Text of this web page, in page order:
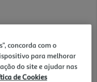
potência
base
filtro anti-
máxima,
concorda com o
para melhorar
do site e ajudar nas
de Cookies